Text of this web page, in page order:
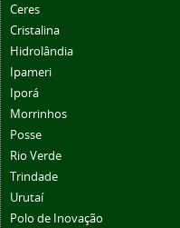
Ceres
Cristalina
Hidrolândia
Ipameri
Iporá
Morrinhos
Posse
Rio Verde
Trindade
Urutaí
Polo de Inovação